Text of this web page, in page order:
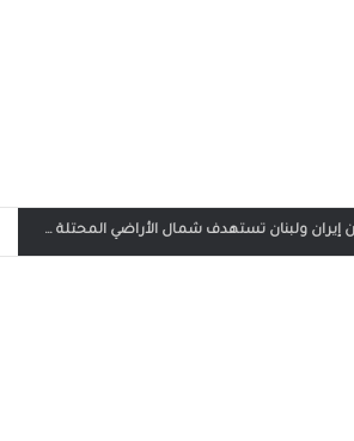
والإمارات في كأس العرب 2025